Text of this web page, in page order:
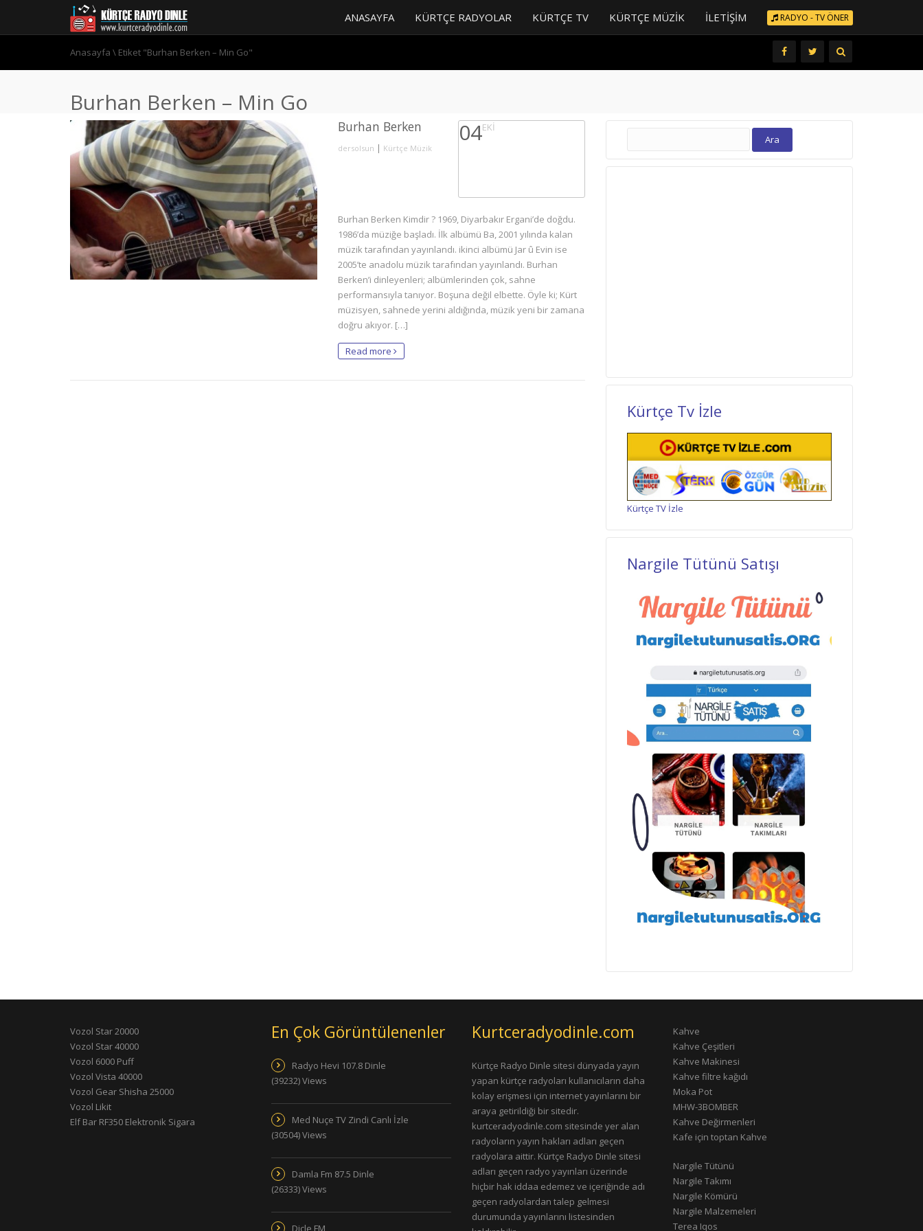
RADYO - TV ÖNER
ANASAYFA KÜRTÇE RADYOLAR KÜRTÇE TV KÜRTÇE MÜZIK İLETIŞIM
Anasayfa \ Etiket "Burhan Berken – Min Go"
Burhan Berken – Min Go
Burhan Berken
dersolsun | Kürtçe Müzik
04EKI
Burhan Berken Kimdir ? 1969, Diyarbakır Ergani’de doğdu.
1986’da müziğe başladı. İlk albümü Ba, 2001 yılında kalan
müzik tarafından yayınlandı. ikinci albümü Jar û Evin ise
2005’te anadolu müzik tarafından yayınlandı. Burhan
Berken’i dinleyenleri; albümlerinden çok, sahne
performansıyla tanıyor. Boşuna değil elbette. Öyle ki; Kürt
müzisyen, sahnede yerini aldığında, müzik yeni bir zamana
doğru akıyor. […]
Read more
Arama:
Kürtçe Tv İzle
Kürtçe TV İzle
Nargile Tütünü Satışı
Vozol Star 20000
Vozol Star 40000
Vozol 6000 Puff
Vozol Vista 40000
Vozol Gear Shisha 25000
Vozol Likit
Elf Bar RF350 Elektronik Sigara
En Çok Görüntülenenler
Radyo Hevi 107.8 Dinle
(39232) Views
Med Nuçe TV Zindi Canlı İzle
(30504) Views
Damla Fm 87.5 Dinle
(26333) Views
Kurtceradyodinle.com
Kürtçe Radyo Dinle sitesi dünyada yayın
yapan kürtçe radyoları kullanıcıların daha
kolay erişmesi için internet yayınlarını bir
araya getirildiği bir sitedir.
kurtceradyodinle.com sitesinde yer alan
radyoların yayın hakları adları geçen
radyolara aittir. Kürtçe Radyo Dinle sitesi
adları geçen radyo yayınları üzerinde
hiçbir hak iddaa edemez ve içeriğinde adı
geçen radyolardan talep gelmesi
durumunda yayınlarını listesinden
Kahve
Kahve Çeşitleri
Kahve Makinesi
Kahve filtre kağıdı
Moka Pot
MHW-3BOMBER
Kahve Değirmenleri
Kafe için toptan Kahve
Nargile Tütünü
Nargile Takımı
Nargile Kömürü
Nargile Malzemeleri
Terea Iqos